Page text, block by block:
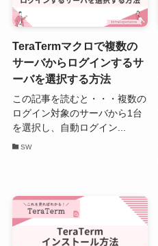
TeraTermマクロで複数の
サーバからログインするサ
ーバを選択する方法
この記事を読むと・・・複数の
ログイン対象のサーバから1台
を選択し、自動ログイン...
SW